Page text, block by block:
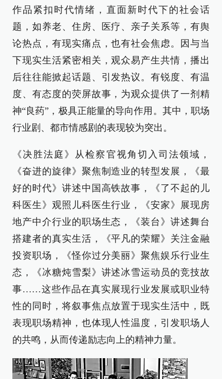
作品紧扣时代情绪，直面新时代下的社会话
题，如养老、住房、医疗、亲子关系等，有舆
论热点，有现实痛点，也有社会焦虑。因与当
下现实生活紧密相关，观众易产生共情，播出
后往往能掀起话题、引发热议。有锐度、有温
度、有态度的荧屏故事，为观众提供了一剂精
神“良药”，极具正能量的导向作用。其中，职场
行业剧、都市情感剧的表现较为突出。
《决胜法庭》从检察官视角切入司法领域，
《奋进的旋律》聚焦制造业的转型发展，《最
好的时代》讲述中国高铁故事，《了不起的儿
科医生》观照儿科医生行业，《安家》展现房
地产中介行业的职场生态，《装台》讲述舞台
搭建者的真实生活，《平凡的荣耀》关注金融
投资职场，《怪你过分美丽》聚焦娱乐行业生
态，《冰糖炖雪梨》讲述冰雪运动员的竞技故
事……这些作品在真实展现行业发展或职业特
性的同时，将叙事焦点放置于现实生活中，既
表现职场精神，也体现人性温度，引发职场人
的共鸣，从而传递励志向上的精神力量。